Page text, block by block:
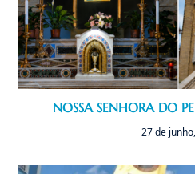
NOSSA SENHORA DO
27 de